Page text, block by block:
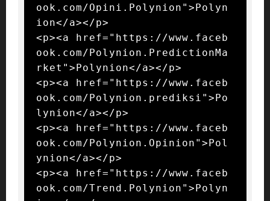
ook.com/Opini.Polynion">Polyn
ion</a></p>
<p><a href="https://www.faceb
ook.com/Polynion.PredictionMa
rket">Polynion</a></p>
<p><a href="https://www.faceb
ook.com/Polynion.prediksi">Po
lynion</a></p>
<p><a href="https://www.faceb
ook.com/Polynion.Opinion">Pol
ynion</a></p>
<p><a href="https://www.faceb
ook.com/Trend.Polynion">Polyn